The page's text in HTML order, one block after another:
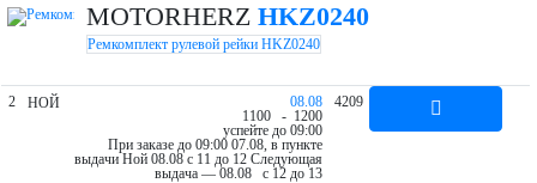
MOTORHERZ HKZ0240
Ремкомплект рулевой рейки HKZ0240
2 НОЙ
08.08
1100 - 1200
успейте до 09:00
При заказе до 09:00 07.08, в пункте
выдачи Ной 08.08 c 11 до 12 Следующая
выдача — 08.08 c 12 до 13
4209